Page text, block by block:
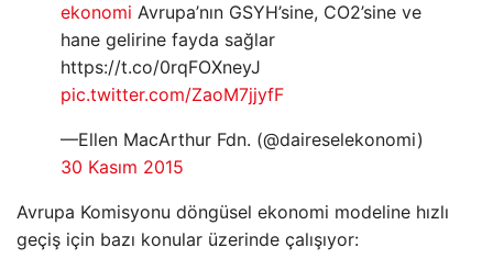
ekonomi Avrupa’nın GSYH’sine, CO2’sine ve
hane gelirine fayda sağlar
https://t.co/0rqFOXneyJ
pic.twitter.com/ZaoM7jjyfF
—Ellen MacArthur Fdn. (@daireselekonomi)
30 Kasım 2015
Avrupa Komisyonu döngüsel ekonomi modeline hızlı
geçiş için bazı konular üzerinde çalışıyor: